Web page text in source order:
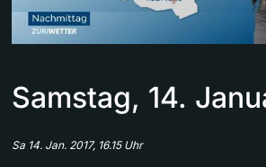
Samstag, 14.
Sa 14. Jan. 2017, 16.15 Uhr